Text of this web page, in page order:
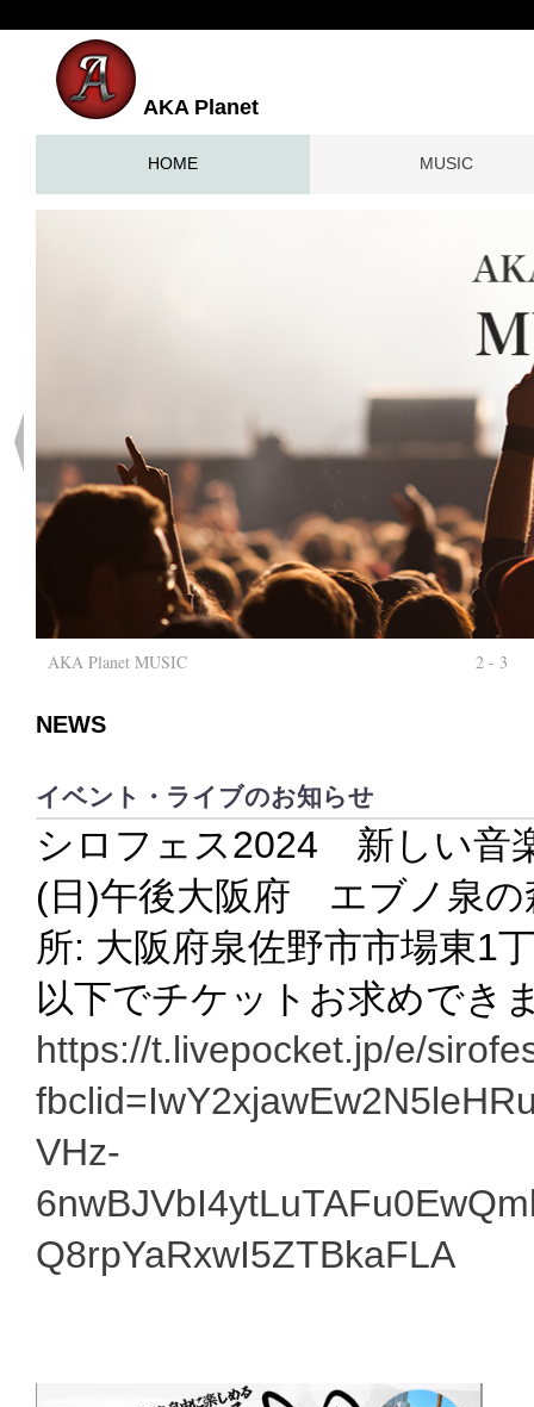
AKA Planet
HOME MUSIC
AKA Planet MUSIC 2 - 3
NEWS
イベント・ライブのお知らせ
シロフェス2024 新しい音
(日)午後大阪府 エブノ泉の
所: 大阪府泉佐野市市場東
以下でチケットお求めで
https://t.livepocket.jp/e/
VHz-
Q8rpYaRxwI5ZTBkaFLA